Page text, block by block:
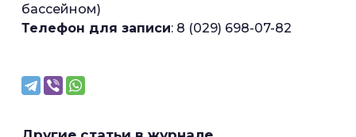
бассейном)
Телефон для записи: 8 (029) 698-07-82